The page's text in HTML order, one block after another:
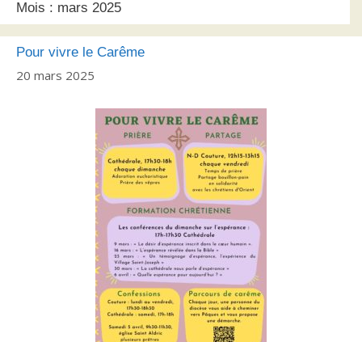
Mois : mars 2025
Pour vivre le Carême
20 mars 2025